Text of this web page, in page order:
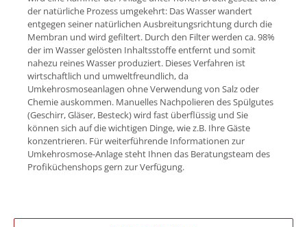
der natürliche Prozess umgekehrt: Das Wasser wandert
entgegen seiner natürlichen Ausbreitungsrichtung durch die
Membran und wird gefiltert. Durch den Filter werden ca. 98%
der im Wasser gelösten Inhaltsstoffe entfernt und somit
nahezu reines Wasser produziert. Dieses Verfahren ist
wirtschaftlich und umweltfreundlich, da
Umkehrosmoseanlagen ohne Verwendung von Salz oder
Chemie auskommen. Manuelles Nachpolieren des Spülgutes
(Geschirr, Gläser, Besteck) wird fast überflüssig und Sie
können sich auf die wichtigen Dinge, wie z.B. Ihre Gäste
konzentrieren. Für weiterführende Informationen zur
Umkehrosmose-Anlage steht Ihnen das Beratungsteam des
Profiküchenshops gern zur Verfügung.